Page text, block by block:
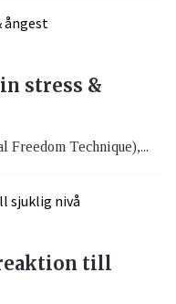
stress &
Freedom Technique),...
till